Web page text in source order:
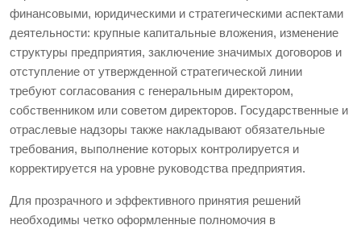
финансовыми, юридическими и стратегическими аспектами
деятельности: крупные капитальные вложения, изменение
структуры предприятия, заключение значимых договоров и
отступление от утвержденной стратегической линии
требуют согласования с генеральным директором,
собственником или советом директоров. Государственные и
отраслевые надзоры также накладывают обязательные
требования, выполнение которых контролируется и
корректируется на уровне руководства предприятия.
Для прозрачного и эффективного принятия решений
необходимы четко оформленные полномочия в